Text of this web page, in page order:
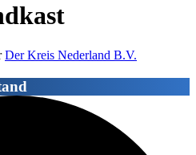
Der Kreis Nederland B.V.